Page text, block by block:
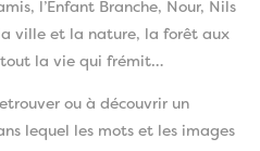
l’Enfant Branche, Nour, Nils
ville et la nature, la forêt aux
la vie qui frémit…
ou à découvrir un
lequel les mots et les images